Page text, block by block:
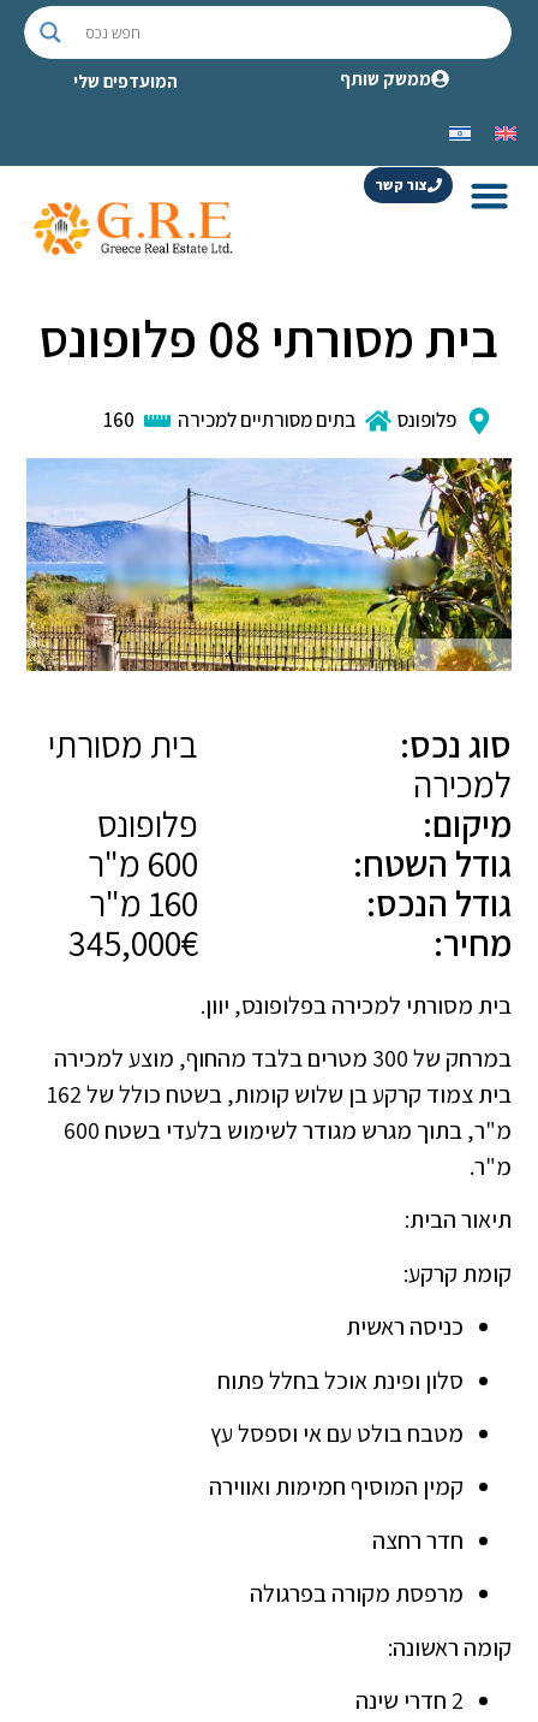
ממשק שותף המועדפים שלי
צור קשר
בית מסורתי 08 פלופונס
פלופונס בתים מסורתיים למכירה 160
סוג נכס:
בית מסורתי
למכירה
מיקום:
פלופונס
גודל השטח:
גודל הנכס:
מחיר:
345,000€
בית מסורתי למכירה בפלופונס, יוון.
במרחק של 300 מטרים בלבד מהחוף, מוצע למכירה
בית צמוד קרקע בן שלוש קומות, בשטח כולל של 162
מ"ר, בתוך מגרש מגודר לשימוש בלעדי בשטח 600
מ"ר.
תיאור הבית:
קומת קרקע:
כניסה ראשית
סלון ופינת אוכל בחלל פתוח
מטבח בולט עם אי וספסל עץ
קמין המוסיף חמימות ואווירה
חדר רחצה
מרפסת מקורה בפרגולה
קומה ראשונה:
2 חדרי שינה